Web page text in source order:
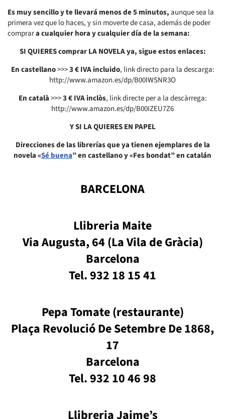
Es muy sencillo y te llevará menos de 5 minutos,aunque sea la
primera vez que lo haces, y sin moverte de casa, además de poder
comprara cualquier hora y cualquier día de la semana:
SI QUIERES comprar LA NOVELA ya, sigue estos enlaces:
En castellano>>>3 € IVA incluido, link directo para la descarga:
http://www.amazon.es/dp/B00IWSNR3O
En català>>>3 € IVA inclòs, link directe per a la descàrrega:
http://www.amazon.es/dp/B00IZEU7Z6
Y SI LA QUIERES EN PAPEL
Direcciones de las librerías que ya tienen ejemplares de la
novela «Sé buena” en castellano y «Fes bondat” en catalán
BARCELONA
Llibreria Maite
Via Augusta, 64 (La Vila de Gràcia)
Barcelona
Tel. 932 18 15 41
Pepa Tomate(restaurante)
Plaça Revolució De Setembre De 1868,
17
Barcelona
Tel. 932 10 46 98
Llibreria Jaime’s